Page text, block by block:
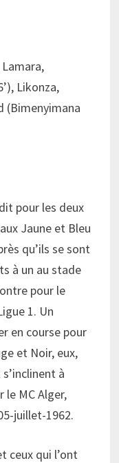
Likonza,
(Bimenyimana
pour les deux
Jaune et Bleu
qu’ils se sont
à un au stade
pour le
1. Un
en course pour
et Noir, eux,
à
le MC Alger,
juillet-1962.
ceux qui l’ont